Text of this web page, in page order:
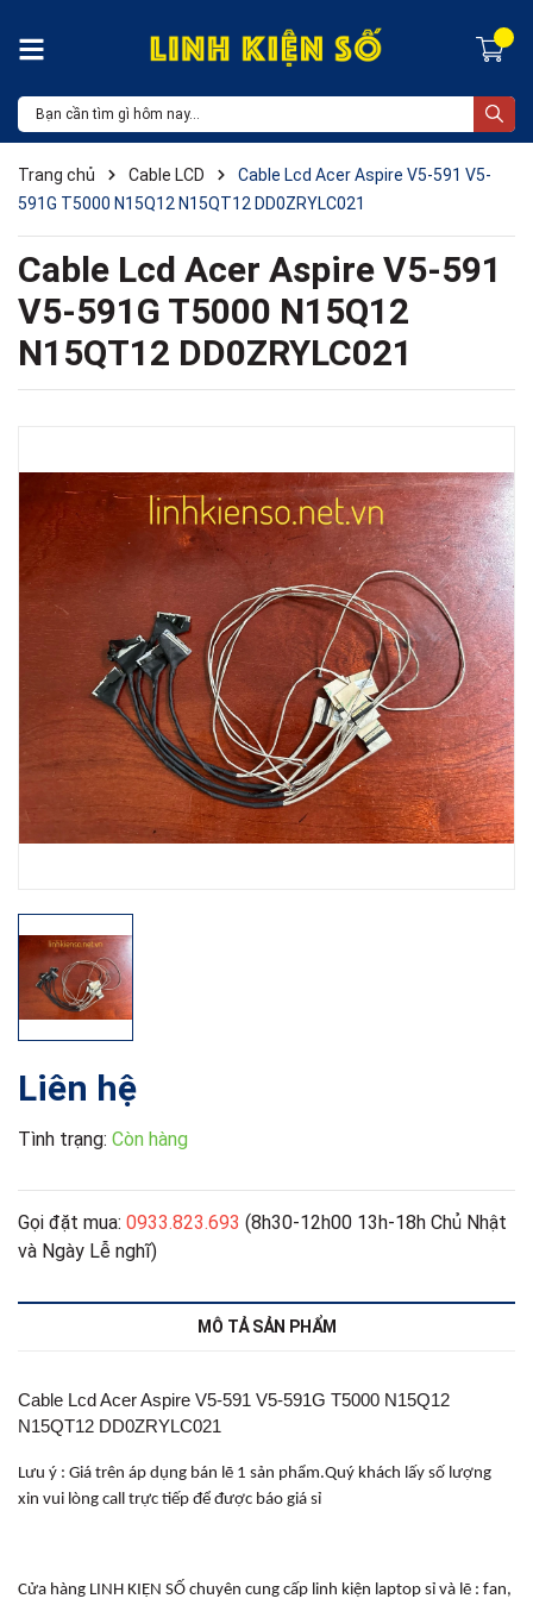
Trang chủ Cable LCD
Cable Lcd Acer Aspire V5-591 V5-
591G T5000 N15Q12 N15QT12 DD0ZRYLC021
Cable Lcd Acer Aspire V5-591
V5-591G T5000 N15Q12
N15QT12 DD0ZRYLC021
Liên hệ
Tình trạng: Còn hàng
Gọi đặt mua: 0933.823.693 (8h30-12h00 13h-18h Chủ Nhật
và Ngày Lễ nghĩ)
MÔ TẢ SẢN PHẨM
Cable Lcd Acer Aspire V5-591 V5-591G T5000 N15Q12
N15QT12 DD0ZRYLC021
Lưu ý : Giá trên áp dụng bán lẽ 1 sản phẩm.Quý khách lấy số lượng
xin vui lòng call trực tiếp để được báo giá sỉ
Cửa hàng LINH KIỆN SỐ chuyên cung cấp linh kiện laptop sỉ và lẽ : fan,